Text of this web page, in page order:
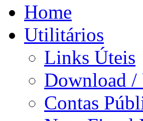
Home
Utilitários
Links Úteis
Download /
Contas